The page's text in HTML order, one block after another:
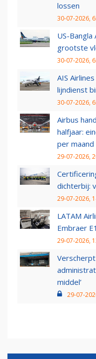
lossen
30-07-2026,
US-Bangla
grootste
30-07-2026,
AIS
lijndienst
30-07-2026,
Airbus
halfjaar:
per maand
29-07-2026,
dichterbij:
29-07-2026,
LATAM
Embraer
29-07-2026,
middel’
29-07-